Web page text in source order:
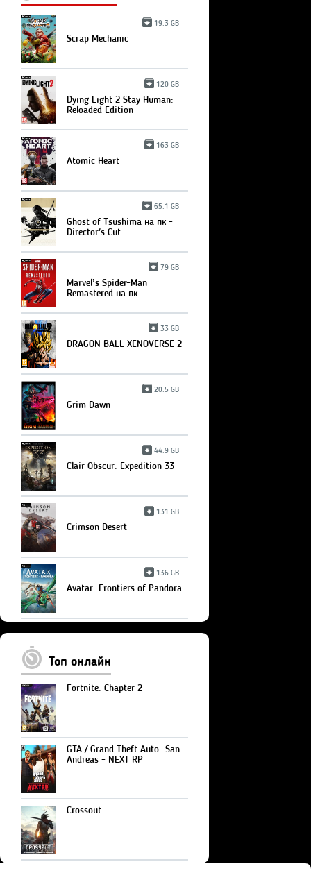
19.3 GB
Scrap Mechanic
120 GB
Dying Light 2 Stay Human:
Reloaded Edition
163 GB
Atomic Heart
65.1 GB
Ghost of Tsushima на пк -
Director's Cut
79 GB
Marvel’s Spider-Man
Remastered на пк
33 GB
DRAGON BALL XENOVERSE 2
20.5 GB
Grim Dawn
44.9 GB
Clair Obscur: Expedition 33
131 GB
Crimson Desert
136 GB
Avatar: Frontiers of Pandora
Топ онлайн
Fortnite: Chapter 2
GTA / Grand Theft Auto: San
Andreas - NEXT RP
Crossout